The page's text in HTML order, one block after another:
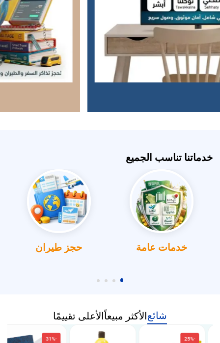
خدماتنا تناسب الجميع
خدمات عامة حجز طيران
شائعالأكثر مبيعاًالأعلى تقييمًا